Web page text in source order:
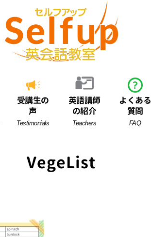
受講生の
声
Testimonials
英語講師
の紹介
Teachers
よくある
質問
FAQ
VegeList